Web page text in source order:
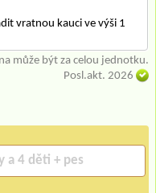
vratnou kauci ve výši 1
může být za celou jednotku.
Posl.akt. 2026